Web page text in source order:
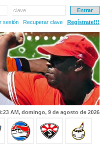
clave
sesión
Recuperar clave Regístrate!!!
AM, domingo, 9 de agosto de 2026